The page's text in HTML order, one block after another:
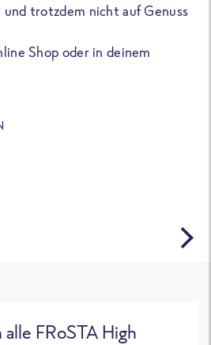
trotzdem nicht auf Genuss
Shop oder in deinem
FRoSTA High